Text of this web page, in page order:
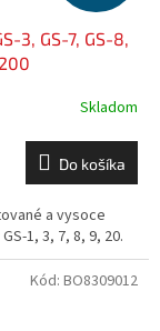
3, GS-7, GS-8,
Skladom
Do košíka
a vysoce
1, 3, 7, 8, 9, 20.
Kód: BO8309012